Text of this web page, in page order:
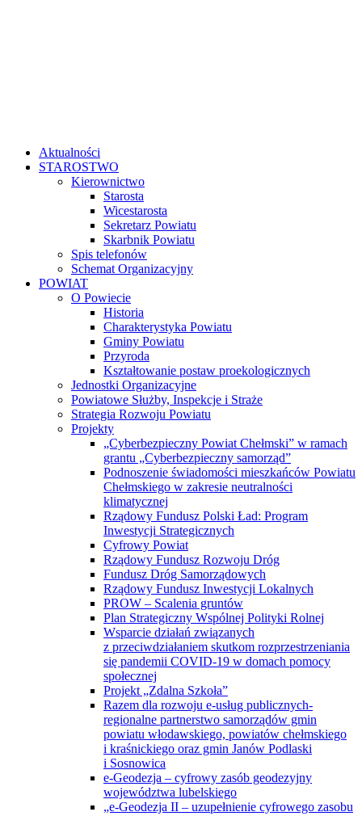
Aktualności
STAROSTWO
Kierownictwo
Starosta
Wicestarosta
Sekretarz Powiatu
Skarbnik Powiatu
Spis telefonów
Schemat Organizacyjny
POWIAT
O Powiecie
Historia
Charakterystyka Powiatu
Gminy Powiatu
Przyroda
Kształtowanie postaw proekologicznych
Jednostki Organizacyjne
Powiatowe Służby, Inspekcje i Straże
Strategia Rozwoju Powiatu
Projekty
„Cyberbezpieczny Powiat Chełmski” w ramach
grantu „Cyberbezpieczny samorząd”
Podnoszenie świadomości mieszkańców Powiatu
Chełmskiego w zakresie neutralności
klimatycznej
Rządowy Fundusz Polski Ład: Program
Inwestycji Strategicznych
Cyfrowy Powiat
Rządowy Fundusz Rozwoju Dróg
Fundusz Dróg Samorządowych
Rządowy Fundusz Inwestycji Lokalnych
PROW – Scalenia gruntów
Plan Strategiczny Wspólnej Polityki Rolnej
Wsparcie działań związanych
z przeciwdziałaniem skutkom rozprzestrzeniania
się pandemii COVID-19 w domach pomocy
społecznej
Projekt „Zdalna Szkoła”
Razem dla rozwoju e-usług publicznych-
regionalne partnerstwo samorządów gmin
powiatu włodawskiego, powiatów chełmskiego
i kraśnickiego oraz gmin Janów Podlaski
i Sosnowica
e-Geodezja – cyfrowy zasób geodezyjny
województwa lubelskiego
„e-Geodezja II – uzupełnienie cyfrowego zasobu